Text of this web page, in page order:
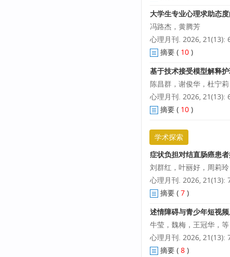
大学生专业心理求助态
冯路杰，黄腾芳
心理月刊. 2026, 21(13):
摘要 ( 10 )
基于技术接受模型解释
陈昌群，谢俊华，杜宁
心理月刊. 2026, 21(13):
摘要 ( 10 )
学术探索
症状负担对结直肠癌患
刘群红，叶丽好，周莉
心理月刊. 2026, 21(13):
摘要 ( 7 )
述情障碍与青少年短视
牛莹，魏梅，王冠华，等
心理月刊. 2026, 21(13):
摘要 ( 8 )